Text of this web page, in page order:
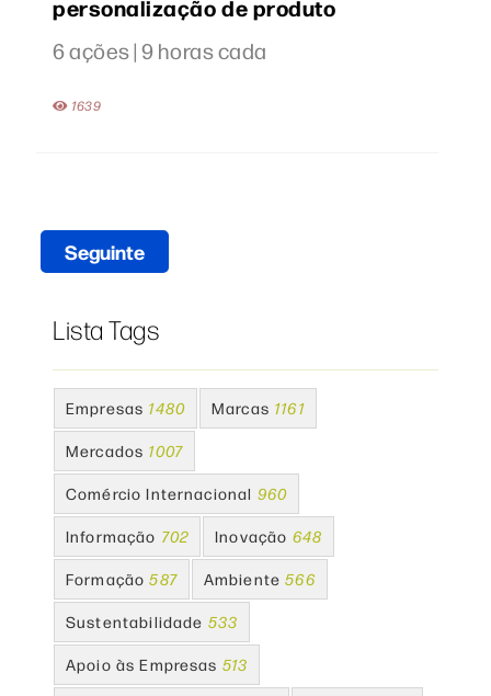
personalização de produto
6 ações | 9 horas cada
1639
Seguinte
Lista Tags
Empresas 1480 Marcas 1161
Mercados 1007
Comércio Internacional 960
Informação 702 Inovação 648
Formação 587 Ambiente 566
Sustentabilidade 533
Apoio às Empresas 513